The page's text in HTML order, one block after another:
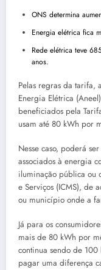
ONS determina
Energia elétrica fica
Rede elétrica teve
anos.
Pelas regras da tarifa,
Energia Elétrica
beneficiados pela
usam até 80 kWh por
Nesse caso, poderá
associados à energia
iluminação pública ou
e Serviços (ICMS), de
ou município onde a
Já para os
mais de 80 kWh por
continua sendo de 100
pagar uma diferença